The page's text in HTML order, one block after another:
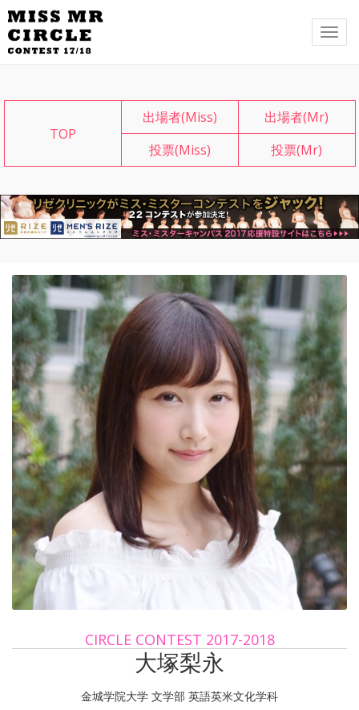
メ
TOP
出場者(Miss)
出場者(Mr)
投票(Miss)
投票(Mr)
CIRCLE CONTEST 2017-2018
大塚梨永
金城学院大学 文学部 英語英米文化学科